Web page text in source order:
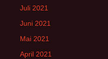
Juli 2021
Juni 2021
Mai 2021
April 2021